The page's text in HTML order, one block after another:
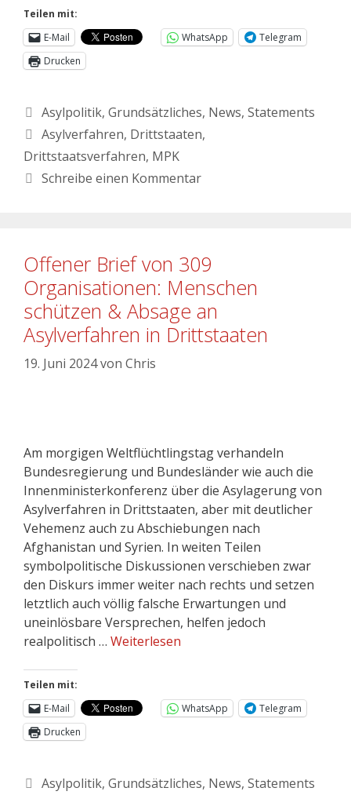
Teilen mit:
E-Mail
WhatsApp
Telegram
Drucken
Asylpolitik, Grundsätzliches, News, Statements
Asylverfahren, Drittstaaten,
Drittstaatsverfahren, MPK
Schreibe einen Kommentar
Offener Brief von 309
Organisationen: Menschen
schützen & Absage an
Asylverfahren in Drittstaaten
19. Juni 2024von Chris
Am morgigen Weltflüchtlingstag verhandeln
Bundesregierung und Bundesländer wie auch die
Innenministerkonferenz über die Asylagerung von
Asylverfahren in Drittstaaten, aber mit deutlicher
Vehemenz auch zu Abschiebungen nach
Afghanistan und Syrien. In weiten Teilen
symbolpolitische Diskussionen verschieben zwar
den Diskurs immer weiter nach rechts und setzen
letztlich auch völlig falsche Erwartungen und
uneinlösbare Versprechen, helfen jedoch
realpolitisch … Weiterlesen
Teilen mit:
E-Mail
WhatsApp
Telegram
Drucken
Asylpolitik, Grundsätzliches, News, Statements